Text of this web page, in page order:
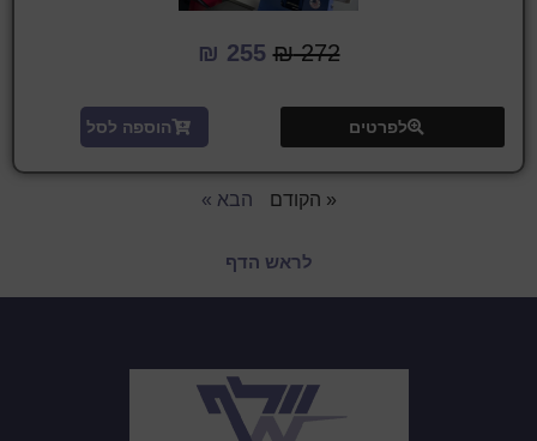
₪272
₪ 255
לפרטים הוספה לסל
« הקודם הבא »
לראש הדף